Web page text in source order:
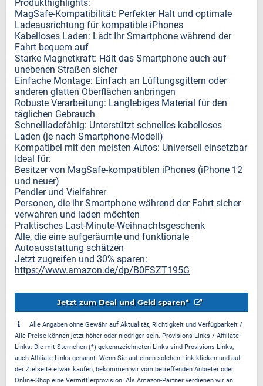
Produkthighlights:
MagSafe-Kompatibilität: Perfekter Halt und optimale
Ladeausrichtung für kompatible iPhones
Kabelloses Laden: Lädt Ihr Smartphone während der
Fahrt bequem auf
Starke Magnetkraft: Hält das Smartphone auch auf
unebenen Straßen sicher
Einfache Montage: Einfach an Lüftungsgittern oder
anderen glatten Oberflächen anbringen
Robuste Verarbeitung: Langlebiges Material für den
täglichen Gebrauch
Schnellladefähig: Unterstützt schnelles kabelloses
Laden (je nach Smartphone-Modell)
Kompatibel mit den meisten Autos: Universell einsetzbar
Ideal für:
Besitzer von MagSafe-kompatiblen iPhones (iPhone 12
und neuer)
Pendler und Vielfahrer
Personen, die ihr Smartphone während der Fahrt sicher
verwahren und laden möchten
Praktisches Last-Minute-Weihnachtsgeschenk
Alle, die eine aufgeräumte und funktionale
Autoausstattung schätzen
Jetzt zugreifen und 30% sparen:
https://www.amazon.de/dp/B0FSZT195G
Jetzt zum Deal und Geld sparen*
Alle Angaben ohne Gewähr auf Aktualität, Richtigkeit und Verfügbarkeit /
Alle Preise können jetzt höher oder niedriger sein. Provisions-Links / Affiliate-
Links: Die mit Sternchen (*) gekennzeichneten Links sind Provisions-Links,
auch Affiliate-Links genannt. Wenn Sie auf einen solchen Link klicken und auf
der Zielseite etwas kaufen, bekommen wir vom betreffenden Anbieter oder
Online-Shop eine Vermittlerprovision. Als Amazon-Partner verdienen wir an